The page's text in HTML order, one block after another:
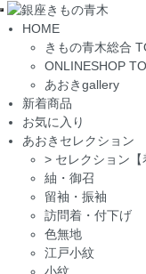
Toggle
navigation
HOME
きもの青木総合
ONLINESHOP
あおきgallery
新着商品
お気に入り
あおきセレクション
> セレクション【
紬・御召
留袖・振袖
訪問着・付下げ
色無地
江戸小紋
小紋